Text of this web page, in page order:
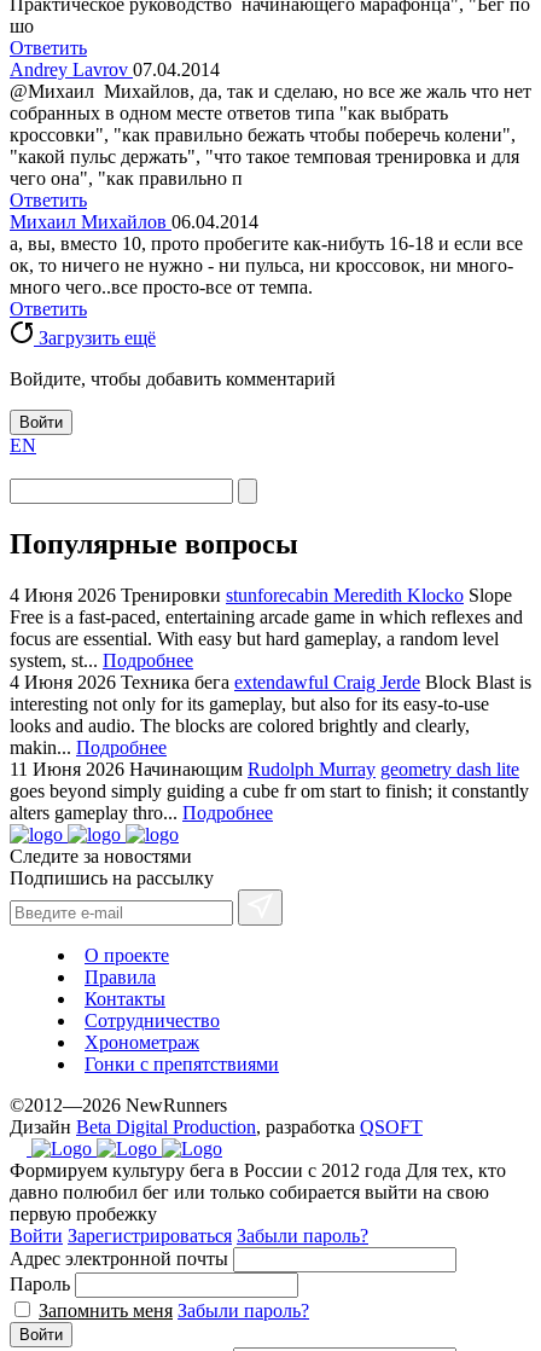
шо
Ответить
Andrey Lavrov 07.04.2014
@Михаил Михайлов, да, так и сделаю, но все же жаль что нет
собранных в одном месте ответов типа "как выбрать
кроссовки", "как правильно бежать чтобы поберечь колени",
"какой пульс держать", "что такое темповая тренировка и для
чего она", "как правильно п
Ответить
Михаил Михайлов 06.04.2014
а, вы, вместо 10, прото пробегите как-нибуть 16-18 и если все
ок, то ничего не нужно - ни пульса, ни кроссовок, ни много-
много чего..все просто-все от темпа.
Ответить
Загрузить ещё
Войдите, чтобы добавить комментарий
Войти
EN
Популярные вопросы
4 Июня 2026 Тренировки stunforecabin Meredith Klocko Slope
Free is a fast-paced, entertaining arcade game in which reflexes and
focus are essential. With easy but hard gameplay, a random level
system, st... Подробнее
4 Июня 2026 Техника бега extendawful Craig Jerde Block Blast is
interesting not only for its gameplay, but also for its easy-to-use
looks and audio. The blocks are colored brightly and clearly,
makin... Подробнее
11 Июня 2026 Начинающим Rudolph Murray geometry dash lite
goes beyond simply guiding a cube fr om start to finish; it constantly
alters gameplay thro... Подробнее
Следите за новостями
Подпишись на рассылку
О проекте
Правила
Контакты
Сотрудничество
Хронометраж
Гонки с препятствиями
©2012—2026 NewRunners
Дизайн Beta Digital Production, разработка QSOFT
Формируем культуру бега в России с 2012 года Для тех, кто
давно полюбил бег или только собирается выйти на свою
первую пробежку
Войти Зарегистрироваться Забыли пароль?
Адрес электронной почты
Пароль
Запомнить меня Забыли пароль?
Войти